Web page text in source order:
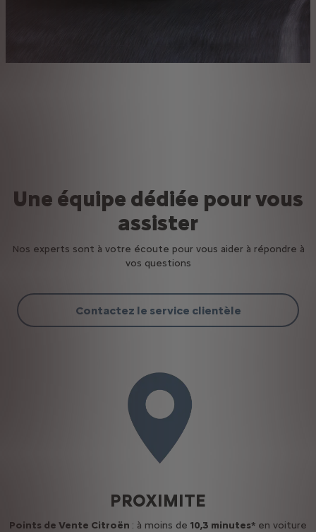
Une équipe dédiée pour vous
assister
Nos experts sont à votre écoute pour vous aider à répondre à
vos questions
Contactez le service clientèle
PROXIMITE
Points de Vente Citroën : à moins de 10,3 minutes* en voiture